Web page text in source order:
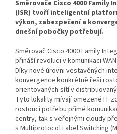
Směrovače Cisco 4000
(ISR) tvoří inteligentní
výkon, zabezpečení a
dnešní pobočky potřebují.
Směrovač Cisco 4000 Family
přináší revoluci v komunikaci
Díky nové úrovni vestavěných
konvergence konkrétně řeší
orientovaných sítí v
Tyto lokality mívají omezené IT
rostoucí potřebu přímé
centry, tak s veřejnými cloudy
s Multiprotocol Label Switching